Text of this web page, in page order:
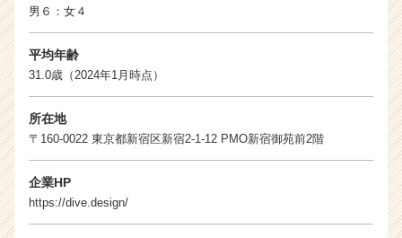
男６：女４
平均年齢
31.0歳（2024年1月時点）
所在地
〒160-0022 東京都新宿区新宿2-1-12 PMO新宿御苑前2階
企業HP
https://dive.design/